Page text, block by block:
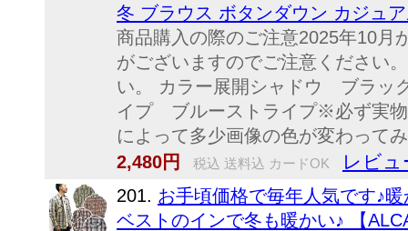
冬 ブラウス ボタンダウン カジュ
商品購入の際のご注意2025年10月
がございますのでご注意ください
い。 カラー展開シャドウ ブラ
イプ ブルーストライプ※必ず実物
によって多少画像の色が変わって
2,480円
税込 送料込 カードOK レビュ
201. お手頃価格で毎年人気です♪
ベストのインで冬も暖かい♪ 【